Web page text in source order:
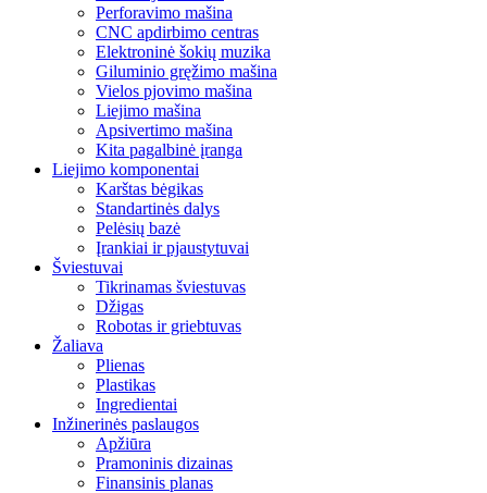
Perforavimo mašina
CNC apdirbimo centras
Elektroninė šokių muzika
Giluminio gręžimo mašina
Vielos pjovimo mašina
Liejimo mašina
Apsivertimo mašina
Kita pagalbinė įranga
Liejimo komponentai
Karštas bėgikas
Standartinės dalys
Pelėsių bazė
Įrankiai ir pjaustytuvai
Šviestuvai
Tikrinamas šviestuvas
Džigas
Robotas ir griebtuvas
Žaliava
Plienas
Plastikas
Ingredientai
Inžinerinės paslaugos
Apžiūra
Pramoninis dizainas
Finansinis planas